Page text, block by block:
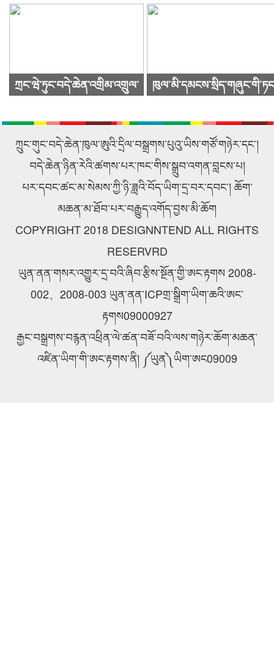
ཀྲང་ཝེ་ཏུང་བདེ་ཆེན་འགྲིམ་འགྲུལ་
ཕེབས་ནས་བརྟག་དཔྱད་གནང་བ།
འཚོགས།
ཀྲུང་གུང་བདེ་ཆེན་ཁུལ་ཨུའི་དྲིལ་བསྒྲགས་པུའུ་ཡིས་གཙོ་གཉེར་དང་།
བདེ་ཆེན་ཉིན་རེའི་ཚགས་པར་ཁང་གིས་སྒྲུབ་འགན་བླངས་པ།
པར་དབང་ཚང་མ་སེམས་ཀྱི་ཉི་ཟླའི་བོད་ཡིག་དྲ་བར་དབང་། ཆོག་
མཆན་མ་ཐོབ་པར་བརྒྱུད་འགོད་བྱས་མི་ཆོག
COPYRIGHT 2018 DESIGNNTEND ALL RIGHTS
RESERVRD
ཡུན་ནན་གསར་འགྱུར་དྲ་བའི་ཞིབ་རྩིས་སྔོན་གྱི་ཨང་རྟགས 2008-
002、2008-003 ཡུན་ནན་ICPགྲ་སྒྲིག་ཡིག་ཆའི་ཨང་
རྟགས09000927
རྒྱང་བསྒྲགས་བརྙན་འཕྲིན་ལེ་ཚན་བཟོ་བའི་ལས་གཉེར་ཆོག་མཆན་
འཛིན་ཡིག་གི་ཨང་རྟགས་ནི། ༼ཡུན༽ཡིག་ཨང09009